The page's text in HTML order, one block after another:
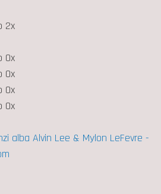
2x
0x
0x
0x
0x
alba Alvin Lee & Mylon LeFevre -